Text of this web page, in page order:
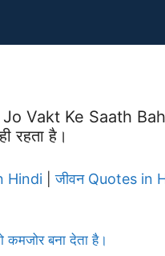
Vakt Ke Saath
रहता है।
Hindi |जीवन Quotes in
कमजोर बना देता है।